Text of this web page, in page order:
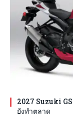
2027 Suzuki
ยังทำตลาด